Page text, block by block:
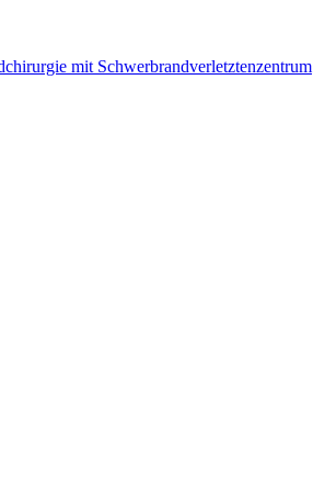
mit Schwerbrandverletztenzentrum